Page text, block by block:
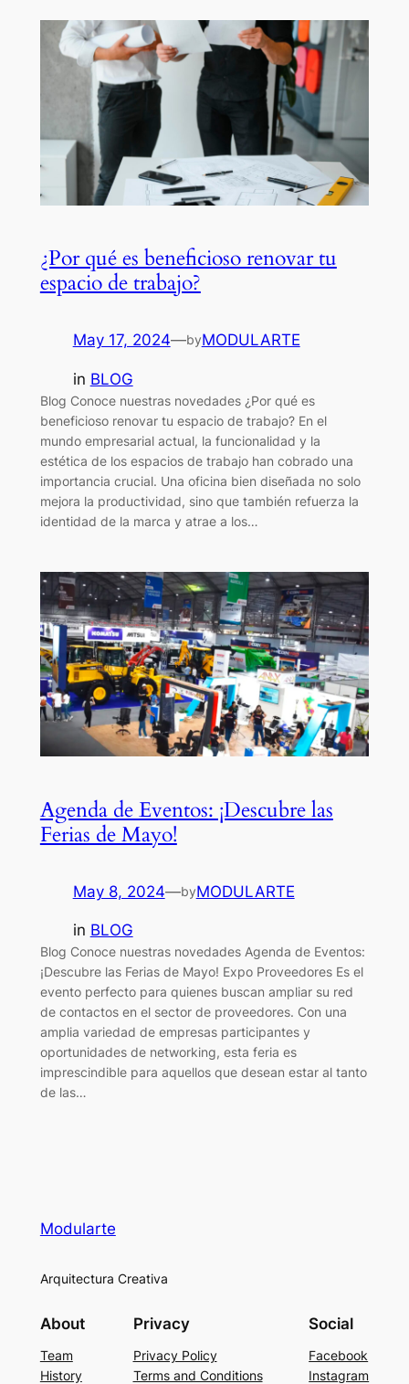
¿Por qué es beneficioso renovar tu
espacio de trabajo?
May 17, 2024—byMODULARTE
in BLOG
Blog Conoce nuestras novedades ¿Por qué es
beneficioso renovar tu espacio de trabajo? En el
mundo empresarial actual, la funcionalidad y la
estética de los espacios de trabajo han cobrado una
importancia crucial. Una oficina bien diseñada no solo
mejora la productividad, sino que también refuerza la
identidad de la marca y atrae a los…
Agenda de Eventos: ¡Descubre las
Ferias de Mayo!
May 8, 2024—byMODULARTE
in BLOG
Blog Conoce nuestras novedades Agenda de Eventos:
¡Descubre las Ferias de Mayo! Expo Proveedores Es el
evento perfecto para quienes buscan ampliar su red
de contactos en el sector de proveedores. Con una
amplia variedad de empresas participantes y
oportunidades de networking, esta feria es
imprescindible para aquellos que desean estar al tanto
de las…
Modularte
Arquitectura Creativa
About
Team
History
Privacy
Privacy Policy
Terms and Conditions
Social
Facebook
Instagram